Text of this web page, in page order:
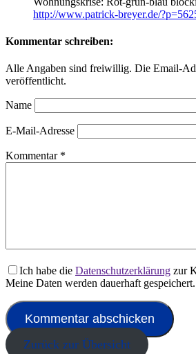
http://www.patrick-breyer.de/
Kommentar schreiben:
Alle Angaben sind freiwillig. Die Email-
veröffentlicht.
Name
E-Mail-Adresse
Kommentar *
Ich habe die Datenschutzerklärung zur
Meine Daten werden dauerhaft gespeichert.
Zurück zur Übersicht